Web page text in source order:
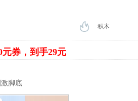
积木
元券，到手29元
脚底